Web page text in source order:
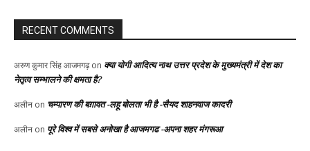
RECENT COMMENTS
अरुण कुमार सिंह आजमगढ़on क्या योगी आदित्य नाथ उत्तर प्रदेश के मुख्यमंत्री में देश का
नेतृत्व सम्भालने की क्षमता है?
अलीन on चम्पारण की बग़ावत -लहू बोलता भी है -सैयद शाहनवाज कादरी
अलीन on पूरे विश्व में सबसे अनोखा है आजमगढ -अपना शहर मंगरूआ